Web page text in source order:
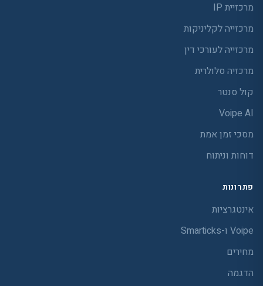
מרכזיית IP
מרכזייה לקליניקות
מרכזייה לעורכי דין
מרכזיה סלולרית
קול סנטר
Voipe AI
מסכי זמן אמת
דוחות וניתוח
פתרונות
אינטגרציות
Voipe ו-Smarticks
מחירים
הדגמה